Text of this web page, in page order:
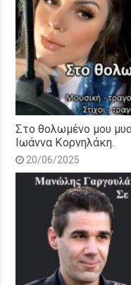
Στο θολωμένο μου
Ιωάννα Κορνηλάκη.
20/06/2025